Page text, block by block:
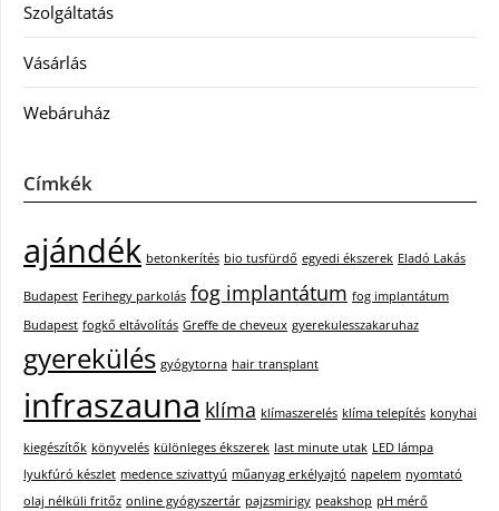
Szolgáltatás
Vásárlás
Webáruház
Címkék
ajándék betonkerítés bio tusfürdő egyedi ékszerek Eladó Lakás
Budapest Ferihegy parkolás fog implantátum fog implantátum
Budapest fogkő eltávolítás Greffe de cheveux gyerekulesszakaruhaz
gyerekülés gyógytorna hair transplant
infraszauna klíma klímaszerelés klíma telepítés konyhai
kiegészítők könyvelés különleges ékszerek last minute utak LED lámpa
lyukfúró készlet medence szivattyú műanyag erkélyajtó napelem nyomtató
olaj nélküli fritőz online gyógyszertár pajzsmirigy peakshop pH mérő